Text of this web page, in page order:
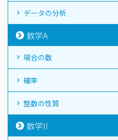
データの分析
数学A
場合の数
確率
整数の性質
数学II